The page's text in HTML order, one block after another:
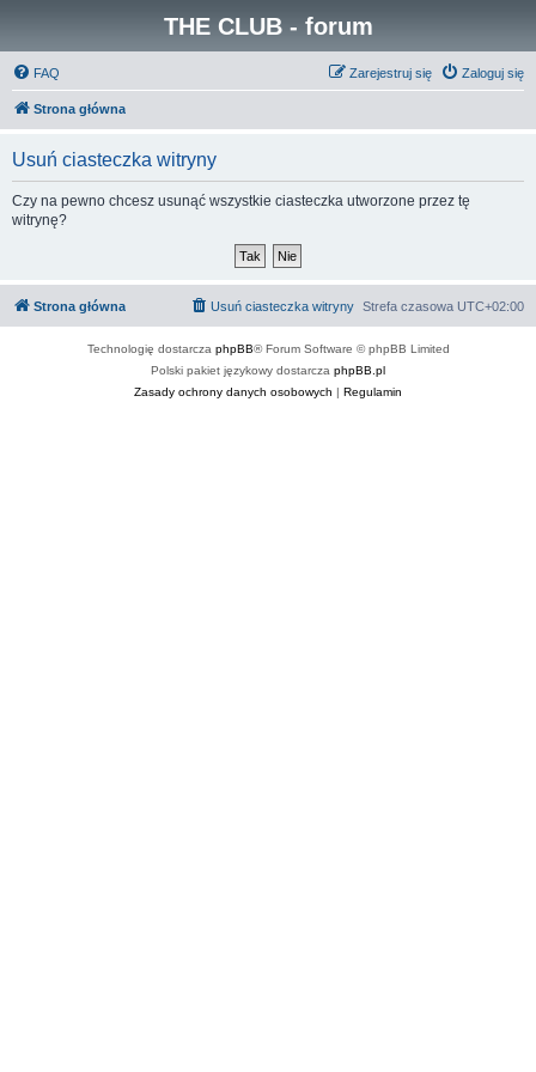
THE CLUB - forum
FAQ Zaloguj się
Zarejestruj się
Strona główna
Usuń ciasteczka witryny
Czy na pewno chcesz usunąć wszystkie ciasteczka utworzone przez tę
witrynę?
Strona główna Strefa czasowa UTC+02:00
Usuń ciasteczka witryny
Technologię dostarcza phpBB® Forum Software © phpBB Limited
Polski pakiet językowy dostarcza phpBB.pl
Zasady ochrony danych osobowych | Regulamin